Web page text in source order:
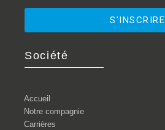
S'INSCRIRE
Société
Accueil
Notre compagnie
Carrières